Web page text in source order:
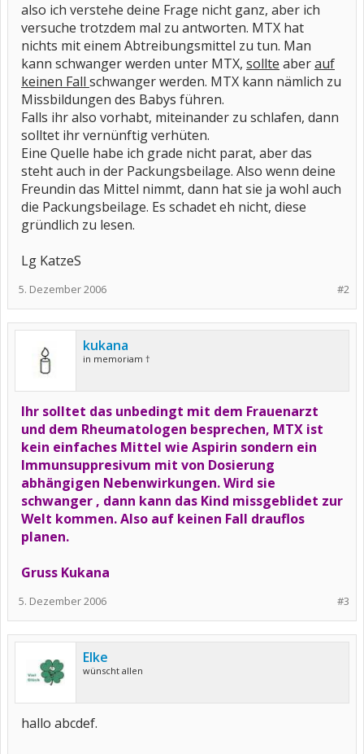
also ich verstehe deine Frage nicht ganz, aber ich
versuche trotzdem mal zu antworten. MTX hat
nichts mit einem Abtreibungsmittel zu tun. Man
kann schwanger werden unter MTX, sollte aberauf
keinen Fall schwanger werden. MTX kann nämlich zu
Missbildungen des Babys führen.
Falls ihr also vorhabt, miteinander zu schlafen, dann
solltet ihr vernünftig verhüten.
Eine Quelle habe ich grade nicht parat, aber das
steht auch in der Packungsbeilage. Also wenn deine
Freundin das Mittel nimmt, dann hat sie ja wohl auch
die Packungsbeilage. Es schadet eh nicht, diese
gründlich zu lesen.
Lg KatzeS
#2
5. Dezember 2006
kukana
in memoriam †
Ihr solltet das unbedingt mit dem Frauenarzt
und dem Rheumatologen besprechen, MTX ist
kein einfaches Mittel wie Aspirin sondern ein
Immunsuppresivum mit von Dosierung
abhängigen Nebenwirkungen. Wird sie
schwanger , dann kann das Kind missgeblidet zur
Welt kommen. Also auf keinen Fall drauflos
planen.
Gruss Kukana
#3
5. Dezember 2006
Elke
wünscht allen
hallo abcdef.